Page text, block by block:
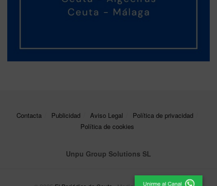
Contacta Publicidad Aviso Legal
Política de privacidad
Política de cookies
Unpu Group Solutions SL